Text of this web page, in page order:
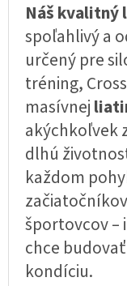
Náš
spoľahlivý a
určený pre
tréning,
masívnej
akýchkoľvek
dlhú
každom
športovcov –
chce
kondíciu.